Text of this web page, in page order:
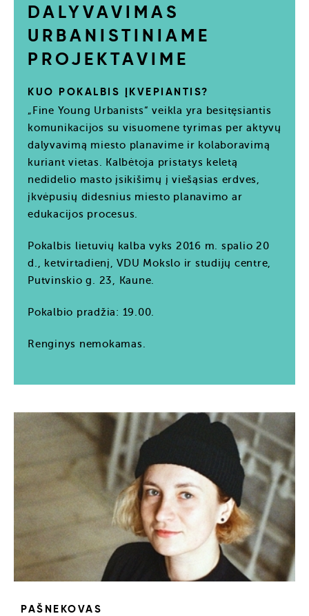
DALYVAVIMAS
URBANISTINIAME
PROJEKTAVIME
KUO POKALBIS ĮKVEPIANTIS?
„Fine Young Urbanists“ veikla yra besitęsiantis
komunikacijos su visuomene tyrimas per aktyvų
dalyvavimą miesto planavime ir kolaboravimą
kuriant vietas. Kalbėtoja pristatys keletą
nedidelio masto įsikišimų į viešąsias erdves,
įkvėpusių didesnius miesto planavimo ar
edukacijos procesus.
Pokalbis lietuvių kalba vyks 2016 m. spalio 20
d., ketvirtadienį, VDU Mokslo ir studijų centre,
Putvinskio g. 23, Kaune.
Pokalbio pradžia: 19.00.
Renginys nemokamas.
PAŠNEKOVAS